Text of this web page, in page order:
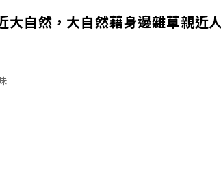
大自然，大自然藉身邊雜草親近